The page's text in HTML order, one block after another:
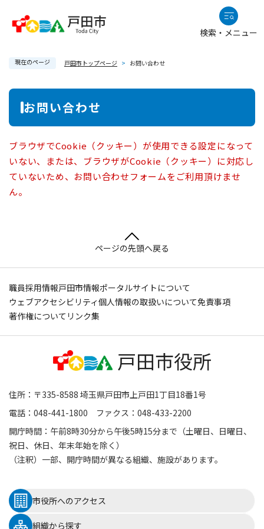
検索・メニュー
現在のページ 戸田市トップページ > お問い合わせ
本
お問い合わせ
ブラウザでCookie（クッキー）が使用できる設定になって
いない、または、ブラウザがCookie（クッキー）に対応し
ていないため、お問い合わせフォームをご利用頂けませ
ん。
ページの先頭へ戻る
職員採用情報戸田市情報ポータルサイトについて
ウェブアクセシビリティ個人情報の取扱いについて免責事項
著作権について リンク集
住所：〒335-8588 埼玉県戸田市上戸田1丁目18番1号
電話：048-441-1800 ファクス：048-433-2200
開庁時間：午前8時30分から午後5時15分まで（土曜日、日曜日、
祝日、休日、年末年始を除く）
（注釈）一部、開庁時間が異なる組織、施設があります。
市役所へのアクセス
組織から探す